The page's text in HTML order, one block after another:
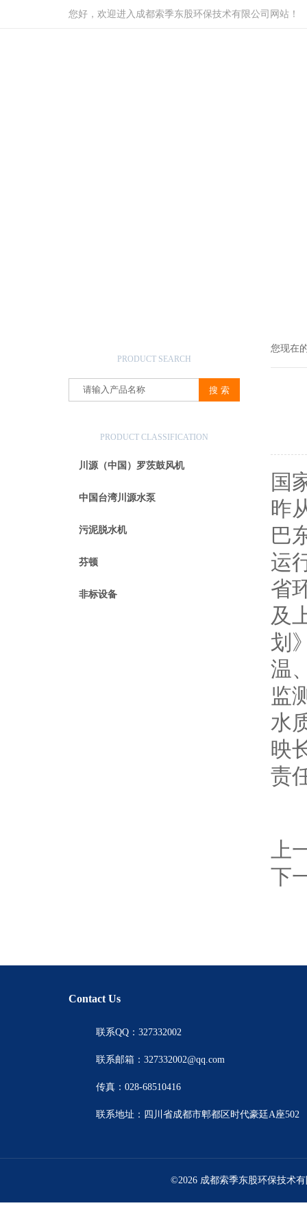
您好，欢迎进入成都索季东股环保技术有限公司网站！
PRODUCT SEARCH
PRODUCT CLASSIFICATION
川源（中国）罗茨鼓风机
中国台湾川源水泵
污泥脱水机
芬顿
非标设备
您现在
国
昨
巴
运
省
及
划
温
监
水
映
责
上
下
Contact Us
联系QQ：327332002
联系邮箱：327332002@qq.com
传真：028-68510416
联系地址：四川省成都市郫都区时代豪廷A座502
©2026 成都索季东股环保技术